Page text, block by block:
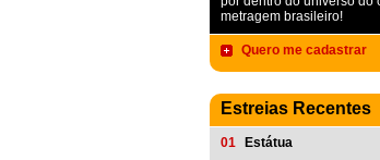
metragem brasileiro!
Quero me cadastrar
Estreias Recentes
01
Estátua